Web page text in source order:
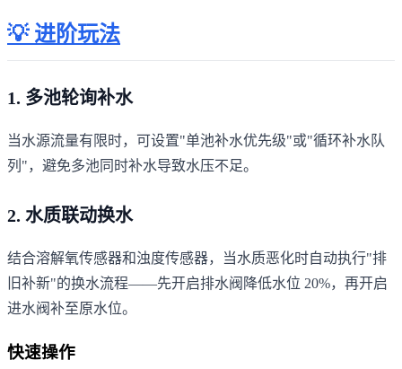
💡 进阶玩法
1. 多池轮询补水
当水源流量有限时，可设置"单池补水优先级"或"循环补水队
列"，避免多池同时补水导致水压不足。
2. 水质联动换水
结合溶解氧传感器和浊度传感器，当水质恶化时自动执行"排
旧补新"的换水流程——先开启排水阀降低水位 20%，再开启
进水阀补至原水位。
快速操作